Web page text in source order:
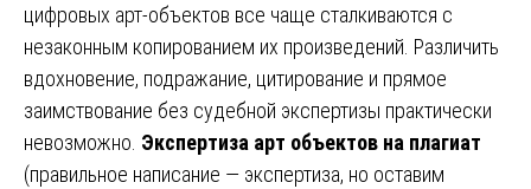
цифровых арт-объектов все чаще сталкиваются с
незаконным копированием их произведений. Различить
вдохновение, подражание, цитирование и прямое
заимствование без судебной экспертизы практически
невозможно. Экспертиза арт объектов на плагиат
(правильное написание — экспертиза, но оставим